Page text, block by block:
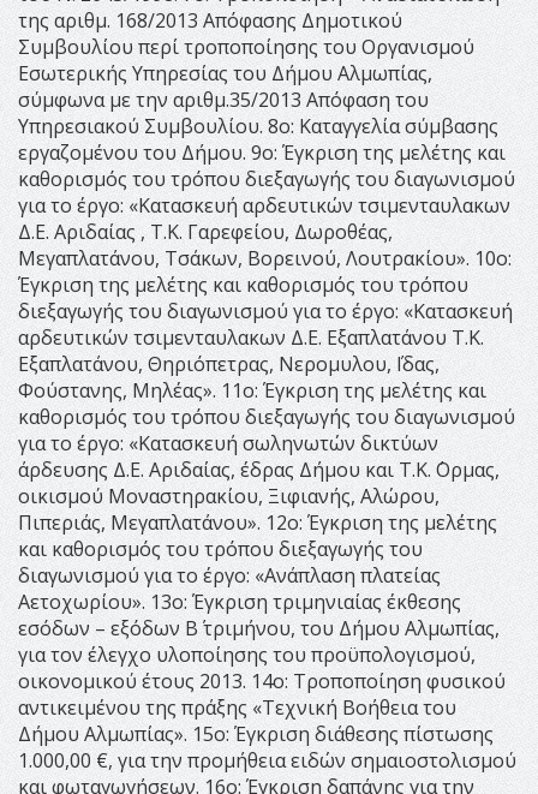
της αριθμ. 168/2013 Απόφασης Δημοτικού
Συμβουλίου περί τροποποίησης του Οργανισμού
Εσωτερικής Υπηρεσίας του Δήμου Αλμωπίας,
σύμφωνα με την αριθμ.35/2013 Απόφαση του
Υπηρεσιακού Συμβουλίου. 8ο: Καταγγελία σύμβασης
εργαζομένου του Δήμου. 9ο: Έγκριση της μελέτης και
καθορισμός του τρόπου διεξαγωγής του διαγωνισμού
για το έργο: «Κατασκευή αρδευτικών τσιμενταυλακων
Δ.Ε. Αριδαίας , Τ.Κ. Γαρεφείου, Δωροθέας,
Μεγαπλατάνου, Τσάκων, Βορεινού, Λουτρακίου». 10ο:
Έγκριση της μελέτης και καθορισμός του τρόπου
διεξαγωγής του διαγωνισμού για το έργο: «Κατασκευή
αρδευτικών τσιμενταυλακων Δ.Ε. Εξαπλατάνου Τ.Κ.
Εξαπλατάνου, Θηριόπετρας, Νερομυλου, ΄Ιδας,
Φούστανης, Μηλέας». 11ο: Έγκριση της μελέτης και
καθορισμός του τρόπου διεξαγωγής του διαγωνισμού
για το έργο: «Κατασκευή σωληνωτών δικτύων
άρδευσης Δ.Ε. Αριδαίας, έδρας Δήμου και Τ.Κ. ΄Ορμας,
οικισμού Μοναστηρακίου, Ξιφιανής, Αλώρου,
Πιπεριάς, Μεγαπλατάνου». 12ο: Έγκριση της μελέτης
και καθορισμός του τρόπου διεξαγωγής του
διαγωνισμού για το έργο: «Ανάπλαση πλατείας
Αετοχωρίου». 13ο: Έγκριση τριμηνιαίας έκθεσης
εσόδων – εξόδων Β΄ τριμήνου, του Δήμου Αλμωπίας,
για τον έλεγχο υλοποίησης του προϋπολογισμού,
οικονομικού έτους 2013. 14ο: Τροποποίηση φυσικού
αντικειμένου της πράξης «Τεχνική Βοήθεια του
Δήμου Αλμωπίας». 15ο: Έγκριση διάθεσης πίστωσης
1.000,00 €, για την προμήθεια ειδών σημαιοστολισμού
και φωταγωγήσεων. 16ο: Έγκριση δαπάνης για την